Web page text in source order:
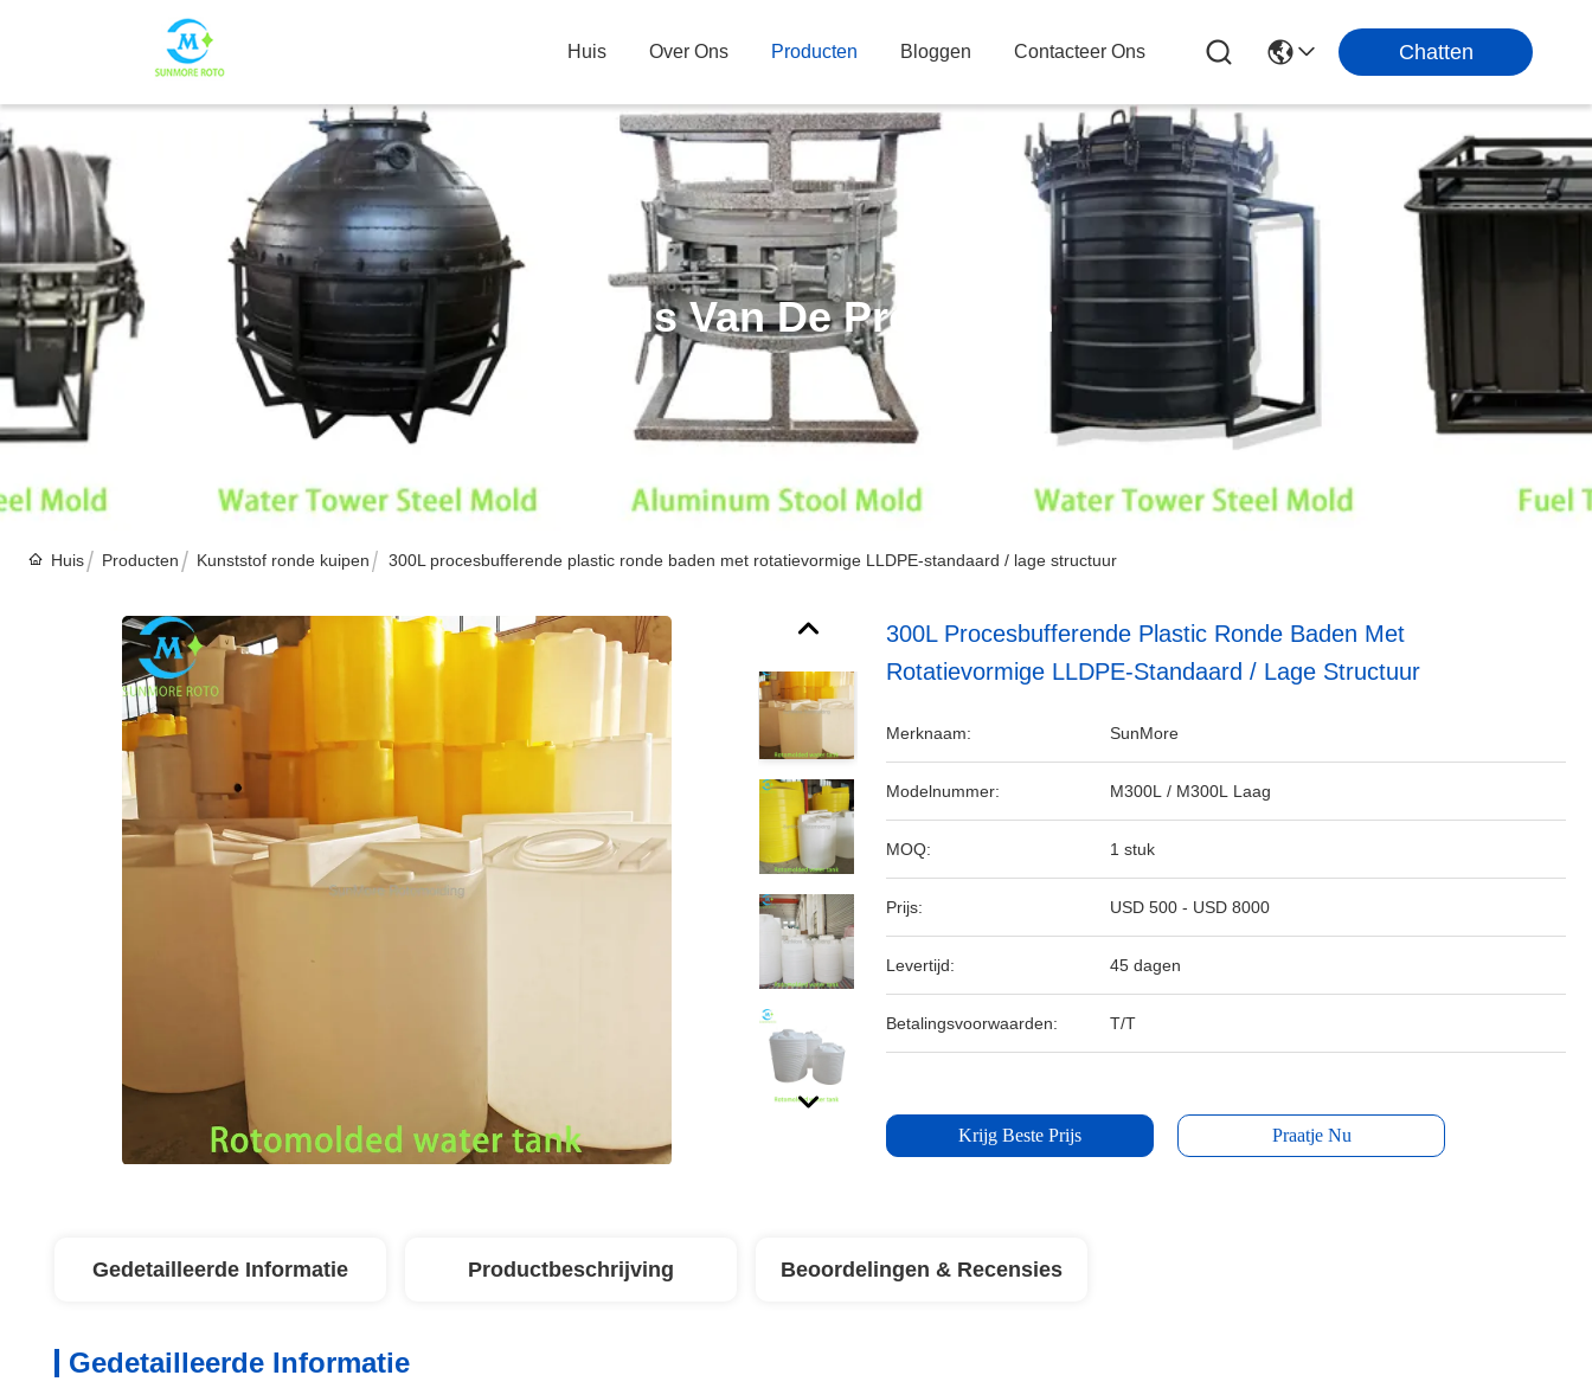
Huis Over Ons Producten Bloggen Contacteer Ons Chatten
Details Van De Producten
Huis Producten Kunststof ronde kuipen 300L procesbufferende plastic ronde baden met rotatievormige LLDPE-standaard / lage structuur
300L Procesbufferende Plastic Ronde Baden Met
Rotatievormige LLDPE-Standaard / Lage Structuur
Merknaam: SunMore
Modelnummer: M300L / M300L Laag
MOQ: 1 stuk
Prijs: USD 500 - USD 8000
Levertijd: 45 dagen
Betalingsvoorwaarden: T/T
Krijg Beste Prijs Praatje Nu
Gedetailleerde Informatie Productbeschrijving Beoordelingen & Recensies
Gedetailleerde Informatie